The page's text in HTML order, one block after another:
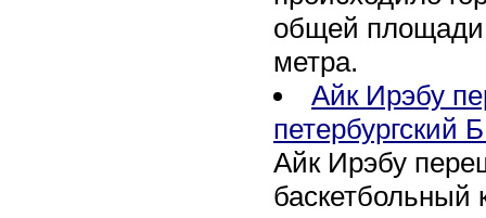
общей площади
метра.
Айк Ирэбу
петербургский
Айк Ирэбу
баскетбольный